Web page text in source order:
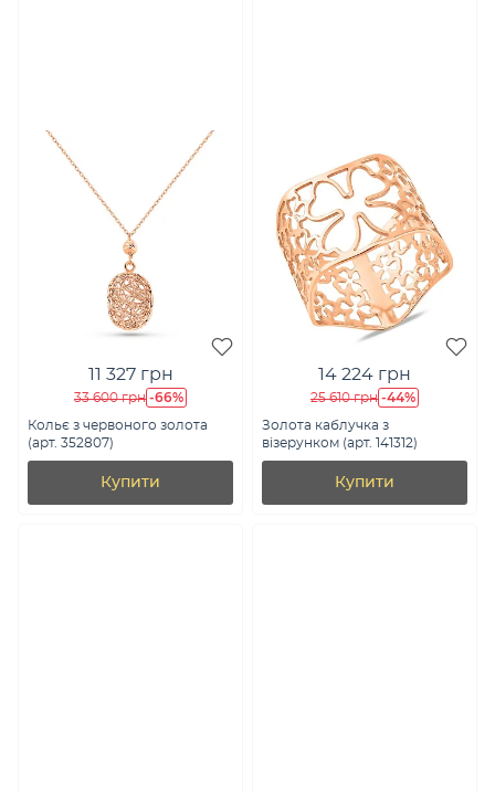
11 327 грн
33 600 грн -66%
Кольє з червоного золота
(арт. 352807)
Купити
14 224 грн
25 610 грн -44%
Золота каблучка з
візерунком (арт. 141312)
Купити